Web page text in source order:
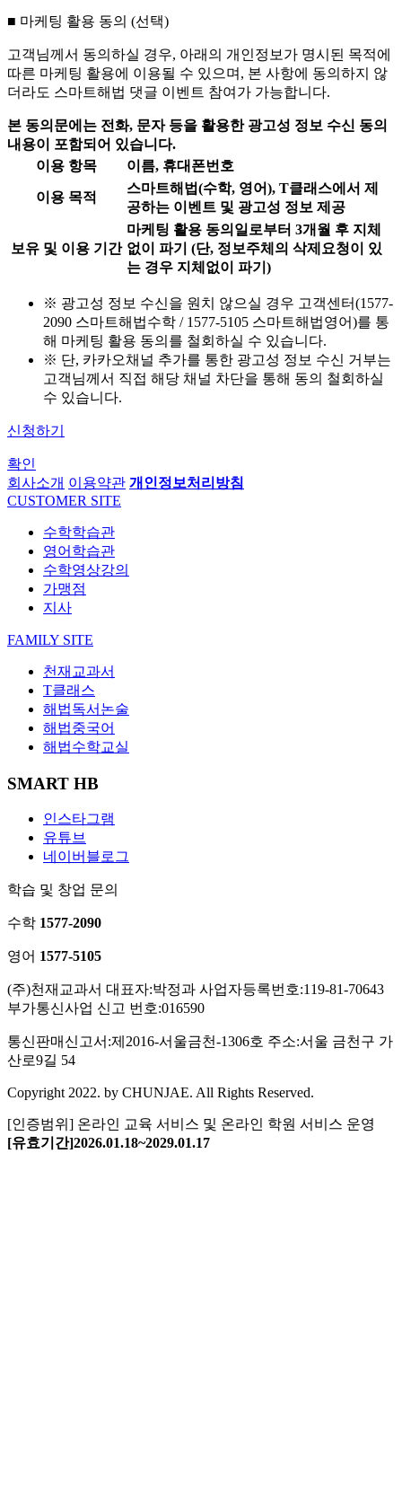
■ 마케팅 활용 동의 (선택)
고객님께서 동의하실 경우, 아래의 개인정보가 명시된 목적에
따른 마케팅 활용에 이용될 수 있으며, 본 사항에 동의하지 않
더라도 스마트해법 댓글 이벤트 참여가 가능합니다.
본 동의문에는 전화, 문자 등을 활용한 광고성 정보 수신 동의
내용이 포함되어 있습니다.
이용 항목
이름, 휴대폰번호
이용 목적
스마트해법(수학, 영어), T클래스에서 제
공하는 이벤트 및 광고성 정보 제공
보유 및 이용 기간
마케팅 활용 동의일로부터 3개월 후 지체
없이 파기 (단, 정보주체의 삭제요청이 있
는 경우 지체없이 파기)
※ 광고성 정보 수신을 원치 않으실 경우 고객센터(1577-
2090 스마트해법수학 / 1577-5105 스마트해법영어)를 통
해 마케팅 활용 동의를 철회하실 수 있습니다.
※ 단, 카카오채널 추가를 통한 광고성 정보 수신 거부는
고객님께서 직접 해당 채널 차단을 통해 동의 철회하실
수 있습니다.
신청하기
확인
회사소개 이용약관 개인정보처리방침
CUSTOMER SITE
수학학습관
영어학습관
수학영상강의
가맹점
지사
FAMILY SITE
천재교과서
T클래스
해법독서논술
해법중국어
해법수학교실
SMART HB
인스타그램
유튜브
네이버블로그
학습 및 창업 문의
수학 1577-2090
영어 1577-5105
(주)천재교과서 대표자:박정과 사업자등록번호:119-81-70643
부가통신사업 신고 번호:016590
통신판매신고서:제2016-서울금천-1306호 주소:서울 금천구 가
산로9길 54
Copyright 2022. by CHUNJAE. All Rights Reserved.
[인증범위] 온라인 교육 서비스 및 온라인 학원 서비스 운영
[유효기간]2026.01.18~2029.01.17